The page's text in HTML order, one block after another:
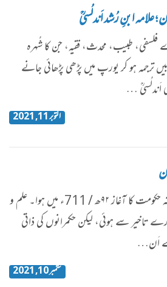
علامہ ابنِ رُشد اَندلُسیؒ
طبیب، محدث، فقیہ، جن کا شُہرہ
ترجمہ ہو کر یورپ میں پڑھی پڑھائی جانے
اَندلُسیؒ …
اکتوبر 11, 2021
اَندلُس میں مسلمانوں کی عادلانہ حکومت کا آغاز ۹۲ھ / 711ء میں ہوا۔ علم و
تاخیر سے ہوئی، لیکن حکمرانوں کی ذاتی
سے اَن…
ستمبر 10, 2021